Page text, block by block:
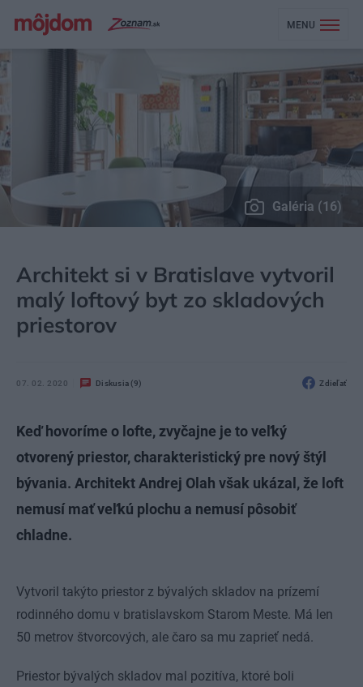
MENU
Galéria (16)
Architekt si v Bratislave vytvoril
malý loftový byt zo skladových
priestorov
07. 02. 2020 Diskusia (9) Zdieľať
Keď hovoríme o lofte, zvyčajne je to veľký
otvorený priestor, charakteristický pre nový štýl
bývania. Architekt Andrej Olah však ukázal, že loft
nemusí mať veľkú plochu a nemusí pôsobiť
chladne.
Vytvoril takýto priestor z bývalých skladov na prízemí
rodinného domu v bratislavskom Starom Meste. Má len
50 metrov štvorcových, ale čaro sa mu zaprieť nedá.
Priestor bývalých skladov mal pozitíva, ktoré boli